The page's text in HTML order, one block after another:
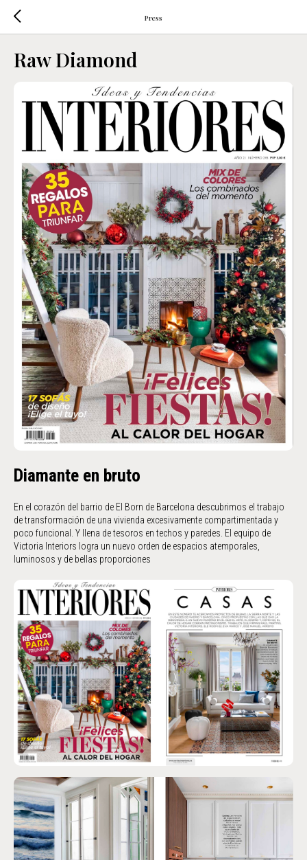
Press
Raw Diamond
Diamante en bruto
En el corazón del barrio de El Born de Barcelona descubrimos el trabajo
de transformación de una vivienda excesivamente compartimentada y
poco funcional. Y llena de tesoros en techos y paredes. El equipo de
Victoria Interiors logra un nuevo orden de espacios atemporales,
luminosos y de bellas proporciones